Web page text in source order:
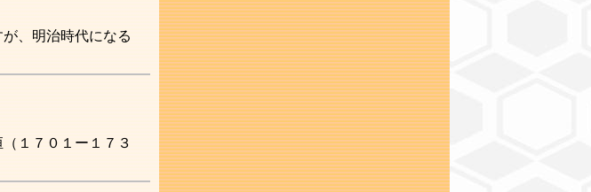
、明治時代になる
１７０１ー１７３